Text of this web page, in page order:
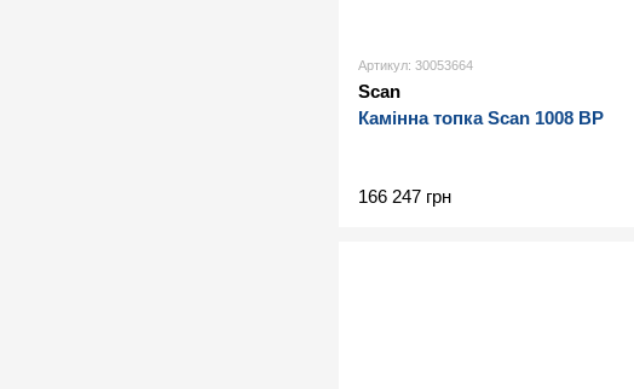
Артикул: 30053664
Scan
Камінна топка Scan 1008 BP
166 247 грн